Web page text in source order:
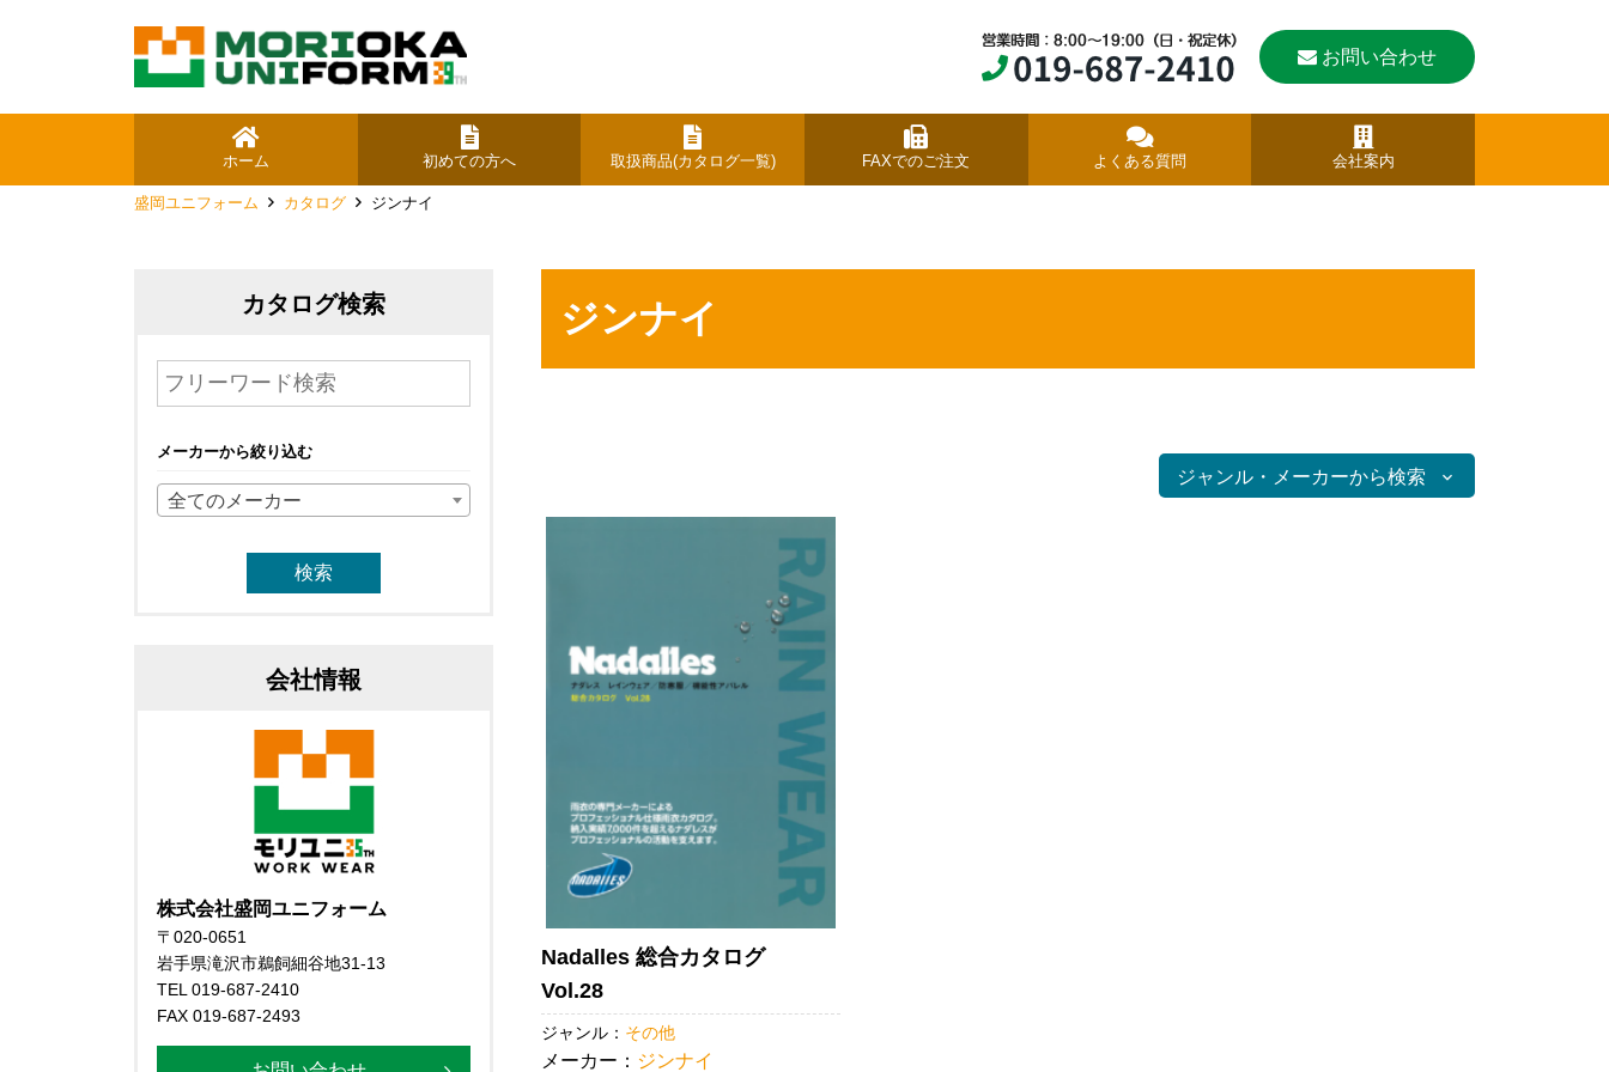
お問い合わせ
ホーム 初めての方へ 取扱商品(カタログ一覧) FAXでのご注文 よくある質問 会社案内
盛岡ユニフォーム カタログ ジンナイ
ジンナイ
ジャンル・メーカーから検索
Nadalles 総合カタログ
Vol.28
ジャンル： その他
メーカー： ジンナイ
カタログ検索
メーカーから絞り込む
全てのメーカー
会社情報
株式会社盛岡ユニフォーム
〒020-0651
岩手県滝沢市鵜飼細谷地31-13
TEL 019-687-2410
FAX 019-687-2493